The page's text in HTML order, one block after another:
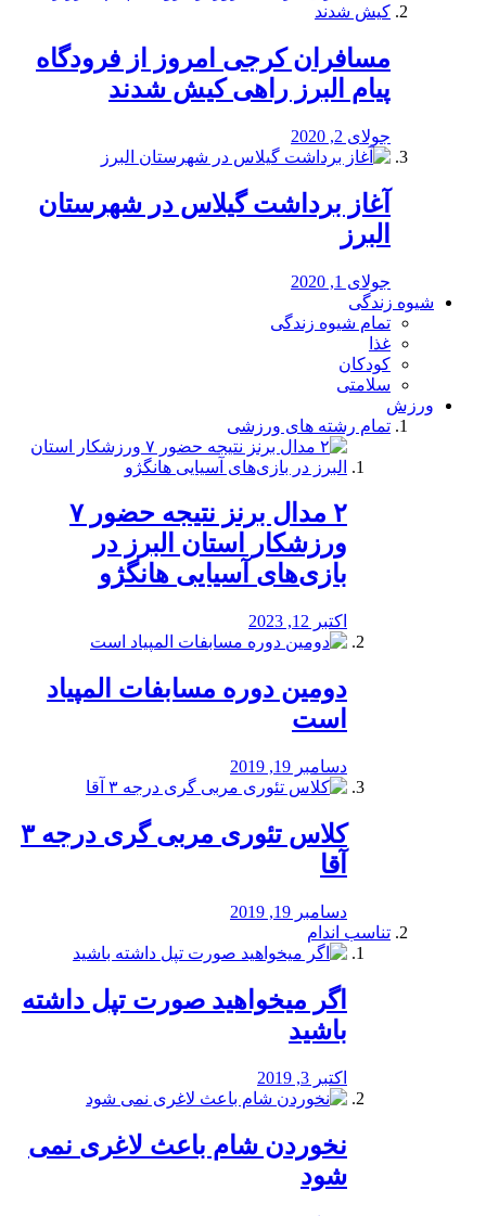
مسافران کرجی امروز از فرودگاه
پیام البرز راهی کیش شدند
جولای 2, 2020
آغاز برداشت گیلاس در شهرستان
البرز
جولای 1, 2020
شیوه زندگی
تمام شیوه زندگی
غذا
کودکان
سلامتی
ورزش
تمام رشته های ورزشی
۲ مدال برنز نتیجه حضور ۷
ورزشکار استان البرز در
بازی‌های آسیایی هانگژو
اکتبر 12, 2023
دومین دوره مسابفات المپیاد
است
دسامبر 19, 2019
کلاس تئوری مربی گری درجه ۳
آقا
دسامبر 19, 2019
تناسب اندام
اگر میخواهید صورت تپل داشته
باشید
اکتبر 3, 2019
نخوردن شام باعث لاغری نمی
‌شود